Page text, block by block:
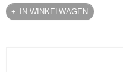
IN WINKELWAGEN